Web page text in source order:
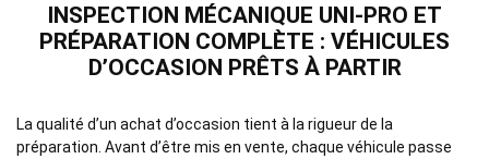
INSPECTION MÉCANIQUE UNI-PRO ET
PRÉPARATION COMPLÈTE : VÉHICULES
D’OCCASION PRÊTS À PARTIR
La qualité d’un achat d’occasion tient à la rigueur de la
préparation. Avant d’être mis en vente, chaque véhicule passe